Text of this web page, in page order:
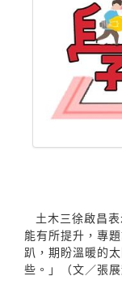
土木三徐啟昌
能有所提升，專
趴，期盼溫暖的
些。」（文／張展